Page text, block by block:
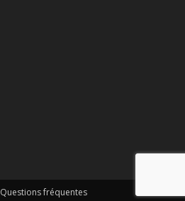
Questions fréquentes